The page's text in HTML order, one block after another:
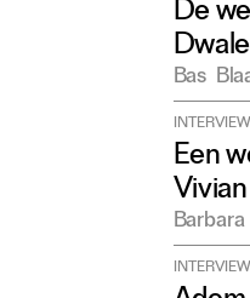
De
Bas
INTERVIEW
Een
Barbara
INTERVIEW